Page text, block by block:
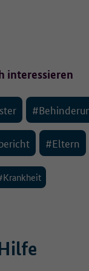
interessieren
#Eltern